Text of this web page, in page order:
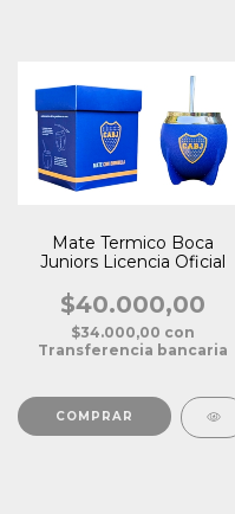
Mate Termico Boca
Juniors Licencia Oficial
$40.000,00
$34.000,00 con
Transferencia bancaria